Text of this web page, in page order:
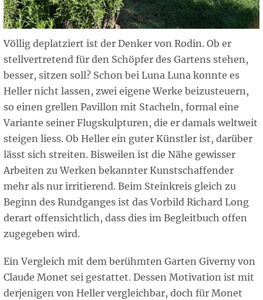
Völlig deplatziert ist der Denker von Rodin. Ob er
stellvertretend für den Schöpfer des Gartens stehen,
besser, sitzen soll? Schon bei Luna Luna konnte es
Heller nicht lassen, zwei eigene Werke beizusteuern,
so einen grellen Pavillon mit Stacheln, formal eine
Variante seiner Flugskulpturen, die er damals weltweit
steigen liess. Ob Heller ein guter Künstler ist, darüber
lässt sich streiten. Bisweilen ist die Nähe gewisser
Arbeiten zu Werken bekannter Kunstschaffender
mehr als nur irritierend. Beim Steinkreis gleich zu
Beginn des Rundganges ist das Vorbild Richard Long
derart offensichtlich, dass dies im Begleitbuch offen
zugegeben wird.
Ein Vergleich mit dem berühmten Garten Giverny von
Claude Monet sei gestattet. Dessen Motivation ist mit
derjenigen von Heller vergleichbar, doch für Monet